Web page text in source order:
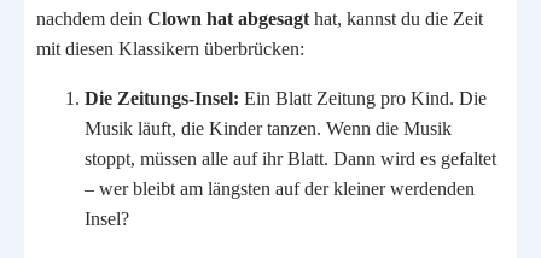
nachdem dein Clown hat abgesagt hat, kannst du die Zeit
mit diesen Klassikern überbrücken:
Die Zeitungs-Insel: Ein Blatt Zeitung pro Kind. Die
Musik läuft, die Kinder tanzen. Wenn die Musik
stoppt, müssen alle auf ihr Blatt. Dann wird es gefaltet
– wer bleibt am längsten auf der kleiner werdenden
Insel?